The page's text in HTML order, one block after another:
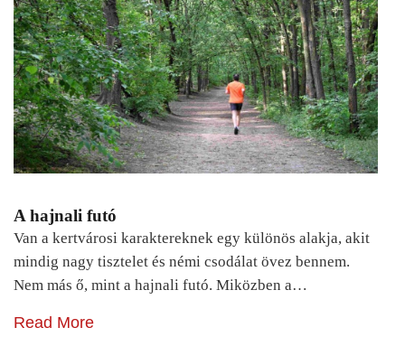
A hajnali futó
Van a kertvárosi karaktereknek egy különös alakja, akit
mindig nagy tisztelet és némi csodálat övez bennem.
Nem más ő, mint a hajnali futó. Miközben a…
Read More